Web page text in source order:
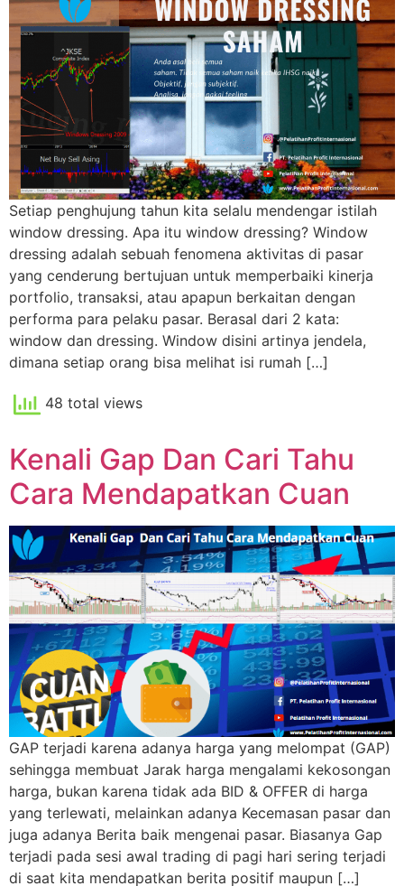
Setiap penghujung tahun kita selalu mendengar istilah
window dressing. Apa itu window dressing? Window
dressing adalah sebuah fenomena aktivitas di pasar
yang cenderung bertujuan untuk memperbaiki kinerja
portfolio, transaksi, atau apapun berkaitan dengan
performa para pelaku pasar. Berasal dari 2 kata:
window dan dressing. Window disini artinya jendela,
dimana setiap orang bisa melihat isi rumah […]
48 total views
Kenali Gap Dan Cari Tahu
Cara Mendapatkan Cuan
GAP terjadi karena adanya harga yang melompat (GAP)
sehingga membuat Jarak harga mengalami kekosongan
harga, bukan karena tidak ada BID & OFFER di harga
yang terlewati, melainkan adanya Kecemasan pasar dan
juga adanya Berita baik mengenai pasar. Biasanya Gap
terjadi pada sesi awal trading di pagi hari sering terjadi
di saat kita mendapatkan berita positif maupun […]